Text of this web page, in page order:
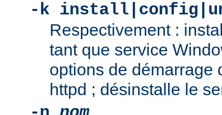
-k
Respectivement :
tant que service
options de démarrage
httpd ; désinstalle le